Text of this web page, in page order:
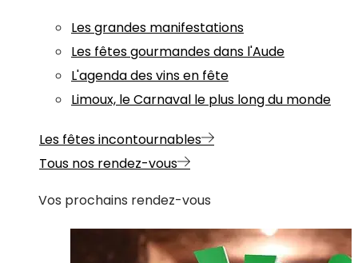
Les grandes manifestations
Les fêtes gourmandes dans l'Aude
L'agenda des vins en fête
Limoux, le Carnaval le plus long du monde
Les fêtes incontournables
Tous nos rendez-vous
Vos prochains rendez-vous